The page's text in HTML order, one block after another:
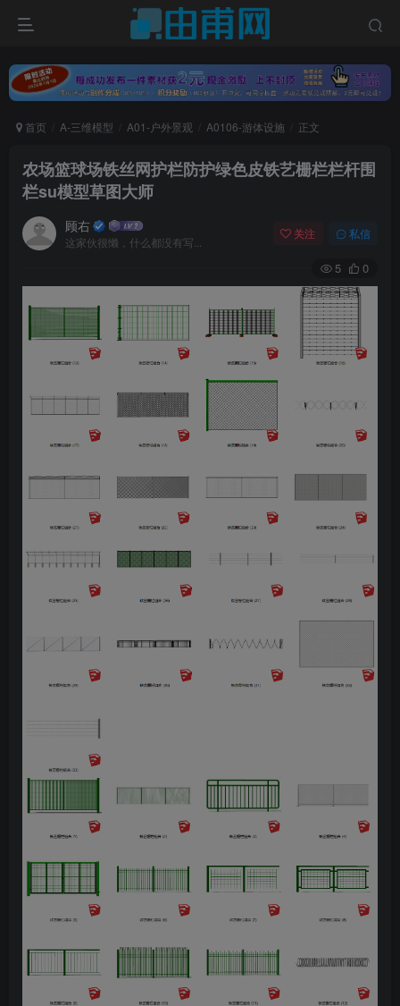
首页 A-三维模型 A01-户外景观 A0106-游体设施 正文
农场篮球场铁丝网护栏防护绿色皮铁艺栅栏栏杆围
栏su模型草图大师
顾右
这家伙很懒，什么都没有写...
关注 私信
5 0